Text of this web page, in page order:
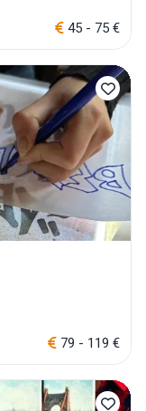
45 - 75 €
79 - 119 €